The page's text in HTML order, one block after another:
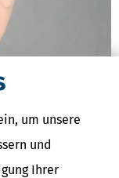
um unsere
und
Ihrer
von Daten
der